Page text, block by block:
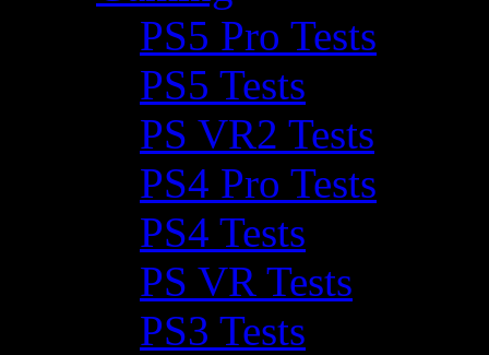
PS5 Pro Tests
PS5 Tests
PS VR2 Tests
PS4 Pro Tests
PS4 Tests
PS VR Tests
PS3 Tests